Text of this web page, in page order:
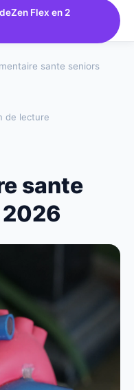
Flex en 2
sante seniors
de lecture
sante